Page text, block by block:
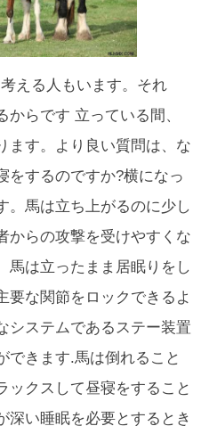
える人もいます。それ
からです 立っている間、
ます。より良い質問は、な
をするのですか?横になっ
。馬は立ち上がるのに少し
からの攻撃を受けやすくな
馬は立ったまま居眠りをし
要な関節をロックできるよ
システムであるステー装置
できます.馬は倒れること
ックスして昼寝をすること
深い睡眠を必要とするとき